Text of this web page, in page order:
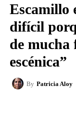
Escamillo
difícil
de mucha
escénica”
By Patricia Aloy